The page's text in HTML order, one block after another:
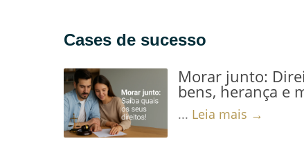
Cases de sucesso
Morar junto:
bens, herança e
... Leia mais →